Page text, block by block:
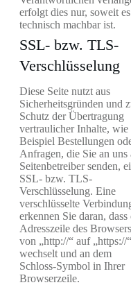
erfolgt dies nur, soweit es
technisch machbar ist.
SSL- bzw. TLS-
Verschlüsselung
Diese Seite nutzt aus
Sicherheitsgründen und
Schutz der Übertragung
vertraulicher Inhalte, wie
Beispiel Bestellungen
Anfragen, die Sie an uns
Seitenbetreiber senden,
SSL- bzw. TLS-
Verschlüsselung. Eine
verschlüsselte
erkennen Sie daran, dass
Adresszeile des Browsers
von „http://“ auf „https://“
wechselt und an dem
Schloss-Symbol in Ihrer
Browserzeile.